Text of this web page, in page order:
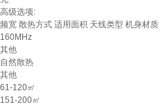
高级选项:
频宽 散热方式 适用面积 天线类型 机身材质
160MHz
其他
自然散热
其他
61-120㎡
151-200㎡